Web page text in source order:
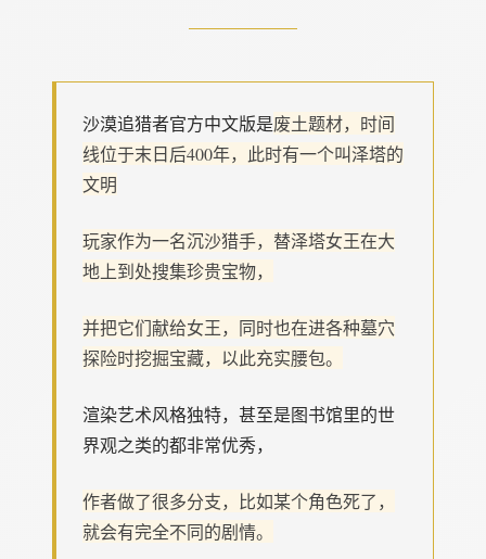
沙漠追猎者官方中文版是废土题材，时间
线位于末日后400年，此时有一个叫泽塔的
文明
玩家作为一名沉沙猎手，替泽塔女王在大
地上到处搜集珍贵宝物，
并把它们献给女王，同时也在进各种墓穴
探险时挖掘宝藏，以此充实腰包。
渲染艺术风格独特，甚至是图书馆里的世
界观之类的都非常优秀，
作者做了很多分支，比如某个角色死了，
就会有完全不同的剧情。